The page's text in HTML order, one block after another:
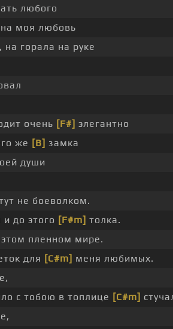
любого
моя любовь
на горала на руке
очень [F#] элегантно
же [B] замка
души
не боеволком.
до этого [F#m] толка.
пленном мире.
для [C#m] меня любимых.
с тобою в топлице [C#m]